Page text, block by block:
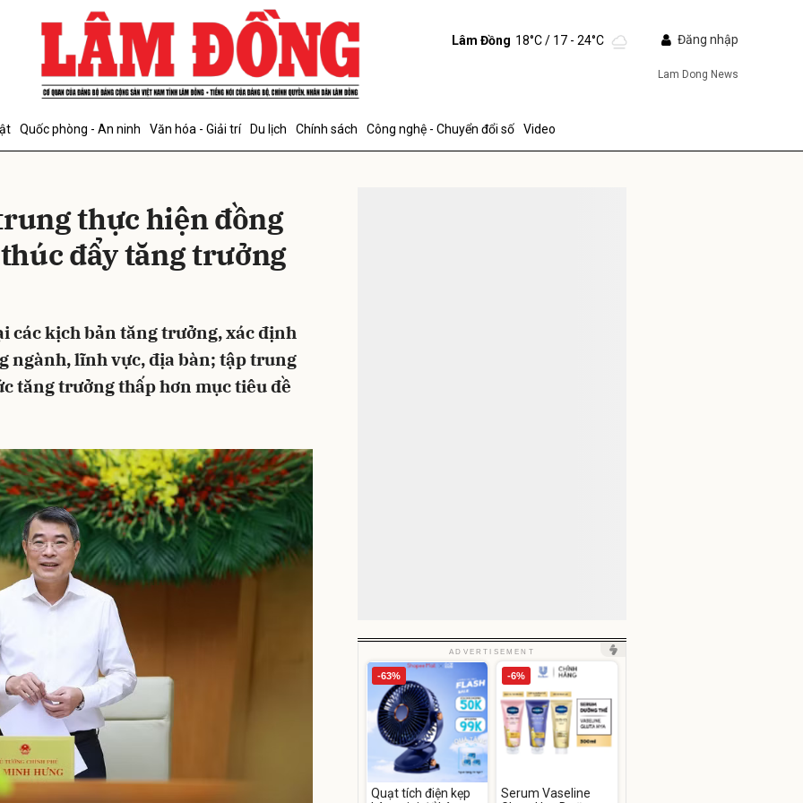
Lâm Đồng 18°C/ 17 - 24°C Đăng nhập
Lam Dong News
Quốc phòng - An ninh Văn hóa - Giải trí Du lịch Chính sách Công nghệ - Chuyển đổi số Video
thực hiện đồng
đẩy tăng trưởng
các kịch bản tăng trưởng, xác định
ngành, lĩnh vực, địa bàn; tập trung
tăng trưởng thấp hơn mục tiêu đề
ADVERTISEMENT
-63%
Quạt tích điện kẹp
-6%
Serum Vaseline
luận